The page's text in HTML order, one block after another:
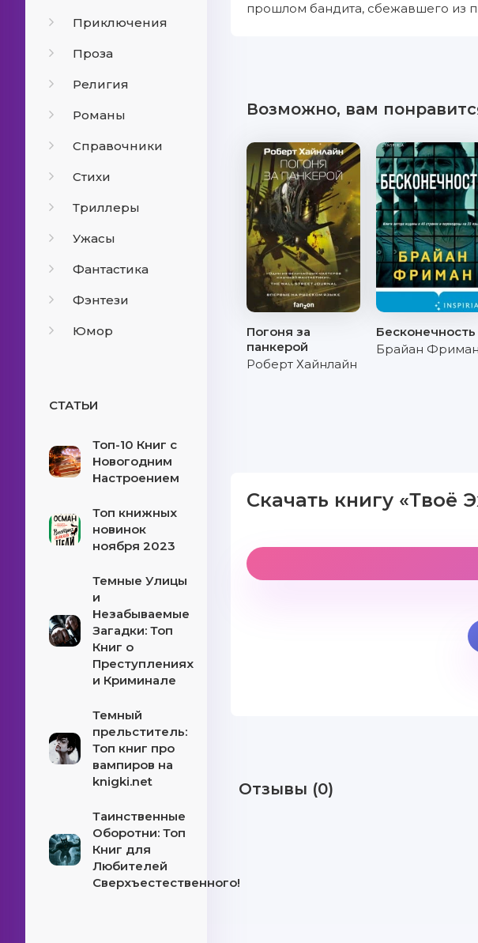
Приключения
Проза
Религия
Романы
Справочники
Стихи
Триллеры
Ужасы
Фантастика
Фэнтези
Юмор
СТАТЬИ
Топ-10 Книг с
Новогодним
Настроением
Топ книжных
новинок
ноября 2023
Темные Улицы
и
Незабываемые
Загадки: Топ
Книг о
Преступлениях
и Криминале
Темный
прельститель:
Топ книг про
вампиров на
knigki.net
Таинственные
Оборотни: Топ
Книг для
Любителей
Сверхъестественного!
прошлом бандита, сбежавшего из
Возможно, вам
Погоня за
панкерой
Роберт Хайнлайн
Бесконечность
Брайан Фриман
Скачать книгу «Твоё
Отзывы (0)